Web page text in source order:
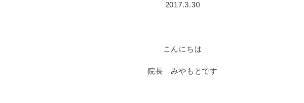
2017.3.30
こんにちは
院長 みやもとです